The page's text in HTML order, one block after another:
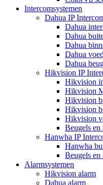
Intercomsystemen
Dahua IP
Dahua
Dahua
Dahua
Dahua
Dahua
Hikvision IP
Hikvision
Hikvision
Hikvision
Hikvision
Hikvision
Beugels en
Hanwha IP
Hanwha
Beugels en
Alarmsystemen
Hikvision alarm
Dahua alarm